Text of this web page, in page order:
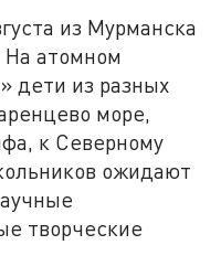
из Мурманска
На атомном
дети из разных
море,
к Северному
ожидают
творческие